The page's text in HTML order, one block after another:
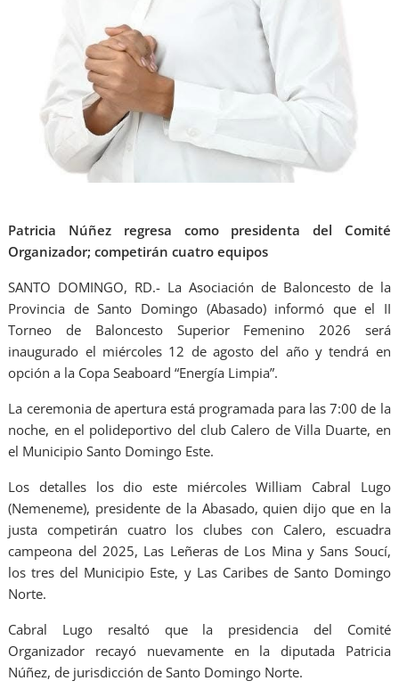
Patricia Núñez regresa como presidenta del Comité
Organizador; competirán cuatro equipos
SANTO DOMINGO, RD.- La Asociación de Baloncesto de la
Provincia de Santo Domingo (Abasado) informó que el II
Torneo de Baloncesto Superior Femenino 2026 será
inaugurado el miércoles 12 de agosto del año y tendrá en
opción a la Copa Seaboard “Energía Limpia”.
La ceremonia de apertura está programada para las 7:00 de la
noche, en el polideportivo del club Calero de Villa Duarte, en
el Municipio Santo Domingo Este.
Los detalles los dio este miércoles William Cabral Lugo
(Nemeneme), presidente de la Abasado, quien dijo que en la
justa competirán cuatro los clubes con Calero, escuadra
campeona del 2025, Las Leñeras de Los Mina y Sans Soucí,
los tres del Municipio Este, y Las Caribes de Santo Domingo
Norte.
Cabral Lugo resaltó que la presidencia del Comité
Organizador recayó nuevamente en la diputada Patricia
Núñez, de jurisdicción de Santo Domingo Norte.